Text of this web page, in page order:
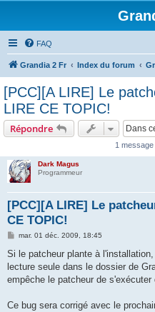
FAQ
Grandia 2 Fr Index du forum
[PCC][A LIRE] Le
LIRE CE TOPIC!
Répondre
1 message
Dark Magus
Programmeur
[PCC][A LIRE] Le
CE TOPIC!
M
s
a
g
mar. 01 déc. 2009, 18:45
Si le patcheur plante à
lecture seule dans le dossier de
empêche le patcheur de s'exécuter
Ce bug sera corrigé avec le